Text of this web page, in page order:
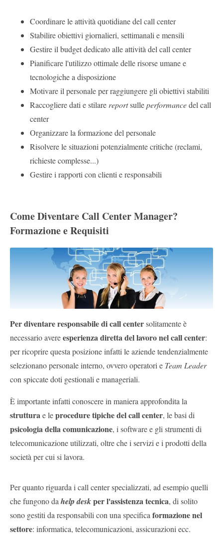
Coordinare le attività quotidiane del call center
Stabilire obiettivi giornalieri, settimanali e mensili
Gestire il budget dedicato alle attività del call center
Pianificare l'utilizzo ottimale delle risorse umane e
tecnologiche a disposizione
Motivare il personale per raggiungere gli obiettivi stabiliti
Raccogliere dati e stilare reportsulleperformancedel call
center
Organizzare la formazione del personale
Risolvere le situazioni potenzialmente critiche (reclami,
richieste complesse...)
Gestire i rapporti con clienti e responsabili
Come Diventare Call Center Manager?
Formazione e Requisiti
Per diventare responsabile di call centersolitamente è
necessario avereesperienza diretta del lavoro nel call center:
per ricoprire questa posizione infatti le aziende tendenzialmente
selezionano personale interno, ovvero operatori e Team Leader
con spiccate doti gestionali e manageriali.
È importante infatti conoscere in maniera approfondita la
struttura e leprocedure tipiche del call center, le basi di
psicologia della comunicazione, i software e gli strumenti di
telecomunicazione utilizzati, oltre che i servizi e i prodotti della
società per cui si lavora.
Per quanto riguarda i call center specializzati, ad esempio quelli
che fungono da help deskper l'assistenza tecnica, di solito
sono gestiti da responsabili con una specifica formazione nel
settore: informatica, telecomunicazioni, assicurazioni ecc.